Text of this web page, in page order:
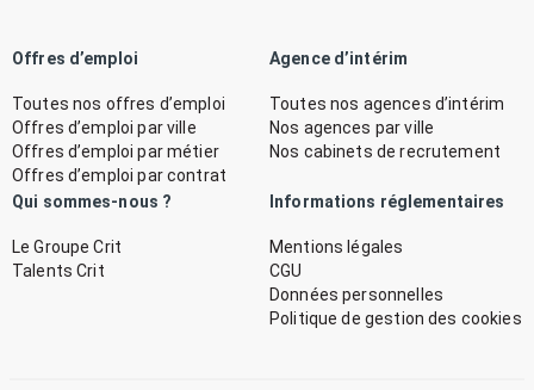
Offres d’emploi
Toutes nos offres d’emploi
Offres d’emploi par ville
Offres d’emploi par métier
Offres d’emploi par contrat
Agence d’intérim
Toutes nos agences d’intérim
Nos agences par ville
Nos cabinets de recrutement
Qui sommes-nous ?
Le Groupe Crit
Talents Crit
Informations réglementaires
Mentions légales
CGU
Données personnelles
Politique de gestion des cookies